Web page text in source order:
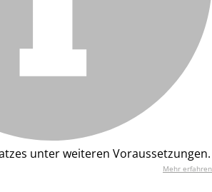
unter weiteren Voraussetzungen.
Mehr erfahren